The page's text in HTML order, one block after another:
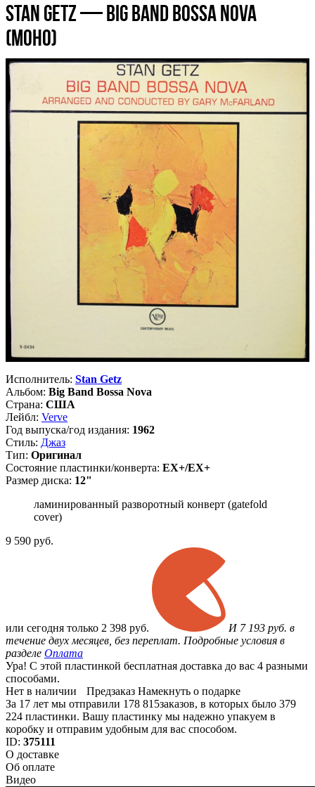
Stan Getz — Big Band Bossa Nova
(моно)
Исполнитель: Stan Getz
Альбом: Big Band Bossa Nova
Страна: США
Лейбл: Verve
Год выпуска/год издания: 1962
Стиль: Джаз
Тип: Оригинал
Состояние пластинки/конверта: EX+/EX+
Размер диска: 12"
ламинированный разворотный конверт (gatefold
cover)
9 590 руб.
или сегодня только 2 398 руб.
И 7 193 руб. в
течение двух месяцев, без переплат. Подробные условия в
разделе Оплата
Ура! С этой пластинкой бесплатная доставка до вас 4 разными
способами.
Нет в наличии
Предзаказ Намекнуть о подарке
За 17 лет мы отправили 178 815заказов, в которых было 379
224 пластинки. Вашу пластинку мы надежно упакуем в
коробку и отправим удобным для вас способом.
ID: 375111
О доставке
Об оплате
Видео